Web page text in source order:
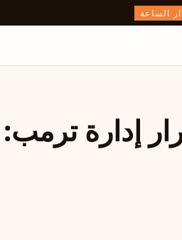
الساعة
إدارة ترمب: